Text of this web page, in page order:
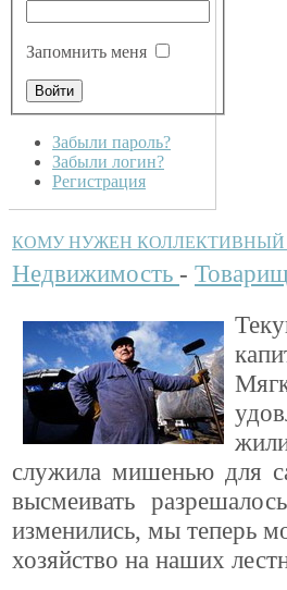
Запомнить меня
Забыли пароль?
Забыли логин?
Регистрация
КОМУ НУЖЕН КОЛЛЕКТИВНЫЙ
Недвижимость -
служила мишенью для
высмеивать
изменились, мы теперь
хозяйство на наших